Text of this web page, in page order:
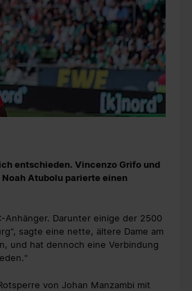
entschieden. Vincenzo Grifo und
Atubolu parierte einen
Anhänger. Darunter einige der 2500
sagte eine nette, ältere Dame am
und hat dennoch eine Verbindung
von Johan Manzambi mit